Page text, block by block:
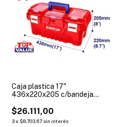
Caja plastica 17"
436x220x205 c/bandeja
$26.111,00
3x $8.703,67 sin interés